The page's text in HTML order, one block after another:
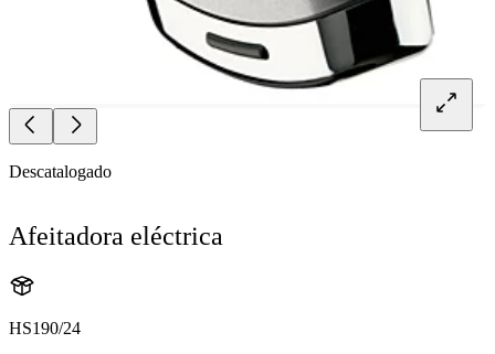
Descatalogado
Afeitadora eléctrica
HS190/24